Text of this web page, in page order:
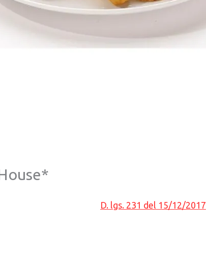
D. lgs. 231 del 15/12/2017